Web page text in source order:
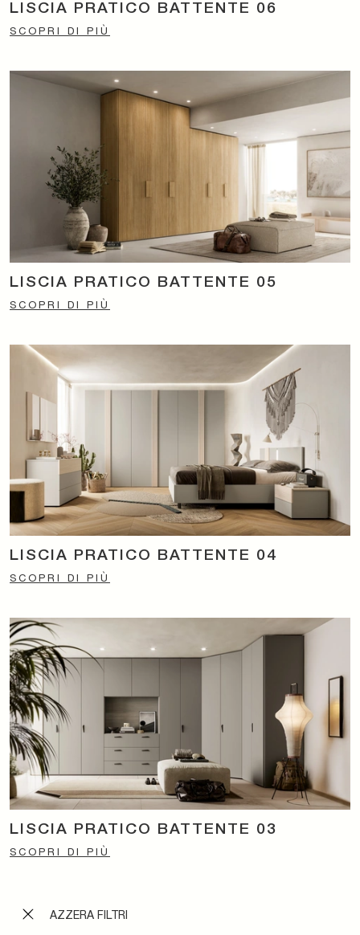
AZZERA FILTRI
LISCIA PRATICO BATTENTE 06
SCOPRI DI PIÙ
LISCIA PRATICO BATTENTE 05
SCOPRI DI PIÙ
LISCIA PRATICO BATTENTE 04
SCOPRI DI PIÙ
LISCIA PRATICO BATTENTE 03
SCOPRI DI PIÙ